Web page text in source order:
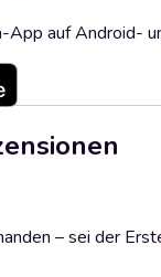
auf Android-
– sei der